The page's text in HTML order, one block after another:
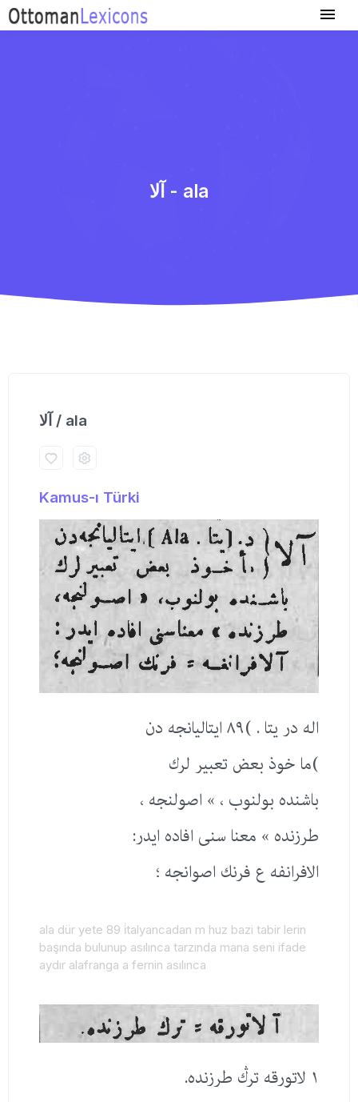
آلا - ala
آلا / ala
Kamus-ı Türki
اله در یتا . )٨٩ ایتالیانجه دن
)ما خوذ بعض تعبیر لرك
باشنده بولنوب ، » اصولنجه ،
طرزنده » معنا سنی افاده ایدر:
الافرانفه ع فرنك اصوانجه ؛
ala dür yete 89 i̇talyancadan m huz bazi tabir lerin
başında bulunup asılınca tarzında mana seni ifade
aydır alafranga a fernin asılınca
١ لاتورقه ترڭ طرزنده.